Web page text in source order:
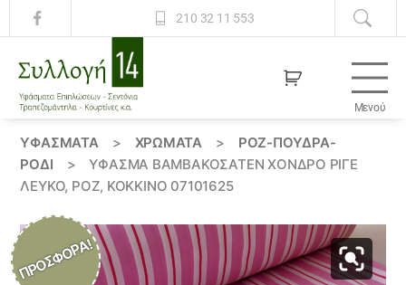
210 32 11 553
14
Μενού
ΥΦΆΣΜΑΤΑ > ΧΡΏΜΑΤΑ >
ΡΟΖ-ΠΟΥΔΡΑ-
ΡΟΔΙ
>
ΎΦΑΣΜΑ ΒΑΜΒΑΚΟΣΑΤΈΝ ΧΟΝΔΡΌ ΡΙΓΈ
ΛΕΥΚΌ, ΡΌΖ, ΚΌΚΚΙΝΟ 07101625
ΠΡΟΣΦΟΡΆ!